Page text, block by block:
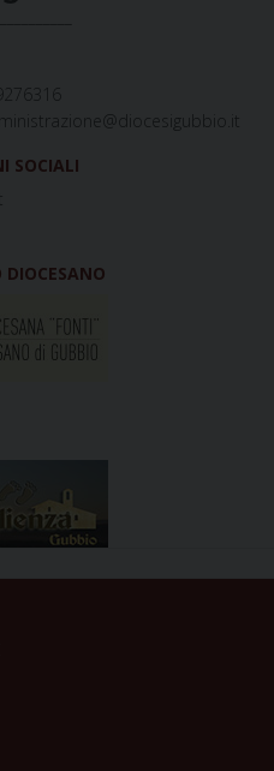
SOCIALI
DIOCESANO